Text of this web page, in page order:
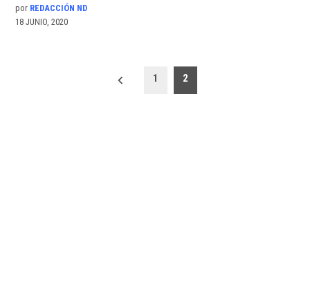
por REDACCIÓN ND
18 JUNIO, 2020
1 2